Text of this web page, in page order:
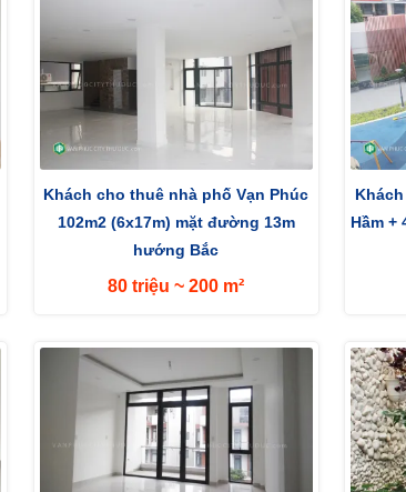
Khách cho thuê nhà phố Vạn Phúc
102m2 (6x17m) mặt đường 13m
hướng Bắc
80 triệu ~ 200 m²
Hầm +